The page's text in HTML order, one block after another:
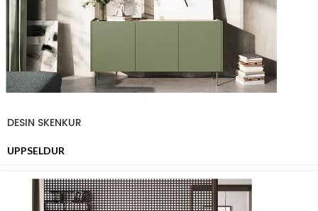
DESIN SKENKUR
UPPSELDUR